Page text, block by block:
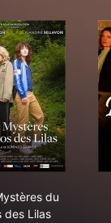
du
des Lilas